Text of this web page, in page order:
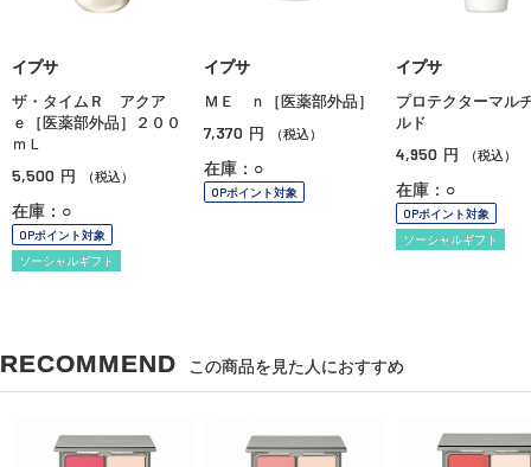
イプサ
ザ・タイムＲ アクア
ｅ［医薬部外品］２００
ｍＬ
5,500 円 （税込）
在庫：○
OPポイント対象
ソーシャルギフト
イプサ
ＭＥ ｎ［医薬部外品］
7,370 円 （税込）
在庫：○
OPポイント対象
イプサ
プロテクターマル
ルド
4,950 円 （税込）
在庫：○
OPポイント対象
ソーシャルギフト
RECOMMEND この商品を見た人におすすめ